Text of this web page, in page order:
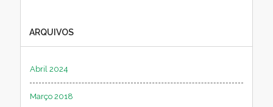
ARQUIVOS
Abril 2024
Março 2018